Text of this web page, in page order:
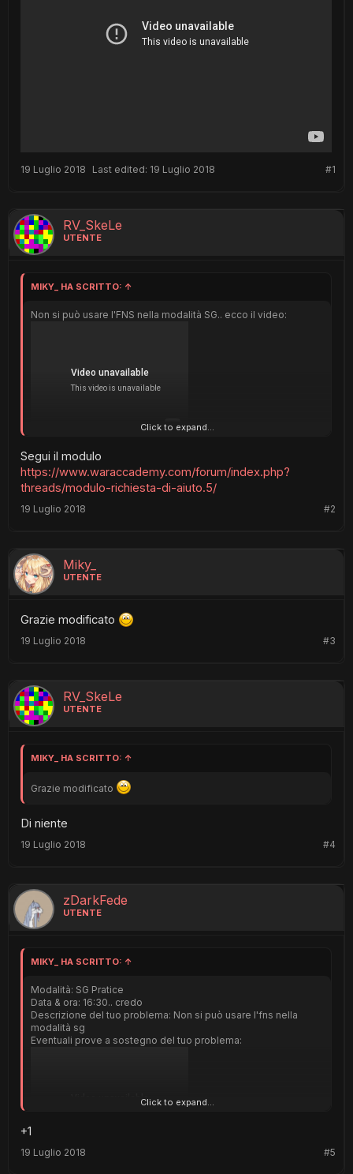
#1
19 Luglio 2018 Last edited: 19 Luglio 2018
RV_SkeLe
UTENTE
MIKY_ HA SCRITTO: ↑
Non si può usare l'FNS nella modalità SG.. ecco il video:
Click to expand...
Segui il modulo
https://www.waraccademy.com/forum/index.php?
threads/modulo-richiesta-di-aiuto.5/
#2
19 Luglio 2018
Miky_
UTENTE
Grazie modificato
#3
19 Luglio 2018
RV_SkeLe
UTENTE
MIKY_ HA SCRITTO: ↑
Grazie modificato
Di niente
#4
19 Luglio 2018
zDarkFede
UTENTE
MIKY_ HA SCRITTO: ↑
Modalità: SG Pratice
Data & ora: 16:30.. credo
Descrizione del tuo problema: Non si può usare l'fns nella
modalità sg
Eventuali prove a sostegno del tuo problema:
Click to expand...
+1
#5
19 Luglio 2018